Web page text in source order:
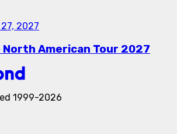
27, 2027
North American Tour 2027
1999-2026